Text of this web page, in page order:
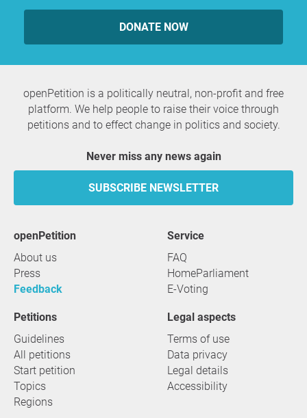
DONATE NOW
openPetition is a politically neutral, non-profit and free
platform. We help people to raise their voice through
petitions and to effect change in politics and society.
Never miss any news again
SUBSCRIBE NEWSLETTER
openPetition
About us
Press
Feedback
service
FAQ
HomeParliament
E-Voting
Petitions
Guidelines
All petitions
Start petition
Topics
Regions
Legal aspects
Terms of use
Data privacy
Legal details
Accessibility